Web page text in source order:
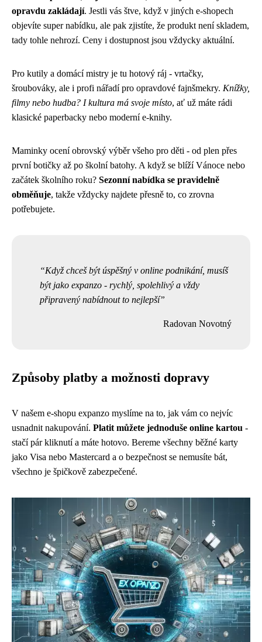
opravdu zakládají. Jestli vás štve, když v jiných e-shopech
objevíte super nabídku, ale pak zjistíte, že produkt není skladem,
tady tohle nehrozí. Ceny i dostupnost jsou vždycky aktuální.
Pro kutily a domácí mistry je tu hotový ráj - vrtačky,
šroubováky, ale i profi nářadí pro opravdové fajnšmekry. Knížky,
filmy nebo hudba? I kultura má svoje místo, ať už máte rádi
klasické paperbacky nebo moderní e-knihy.
Maminky ocení obrovský výběr všeho pro děti - od plen přes
první botičky až po školní batohy. A když se blíží Vánoce nebo
začátek školního roku? Sezonní nabídka se pravidelně
obměňuje, takže vždycky najdete přesně to, co zrovna
potřebujete.
Když chceš být úspěšný v online podnikání, musíš
být jako expanzo - rychlý, spolehlivý a vždy
připravený nabídnout to nejlepší
Radovan Novotný
Způsoby platby a možnosti dopravy
V našem e-shopu expanzo myslíme na to, jak vám co nejvíc
usnadnit nakupování. Platit můžete jednoduše online kartou -
stačí pár kliknutí a máte hotovo. Bereme všechny běžné karty
jako Visa nebo Mastercard a o bezpečnost se nemusíte bát,
všechno je špičkově zabezpečené.